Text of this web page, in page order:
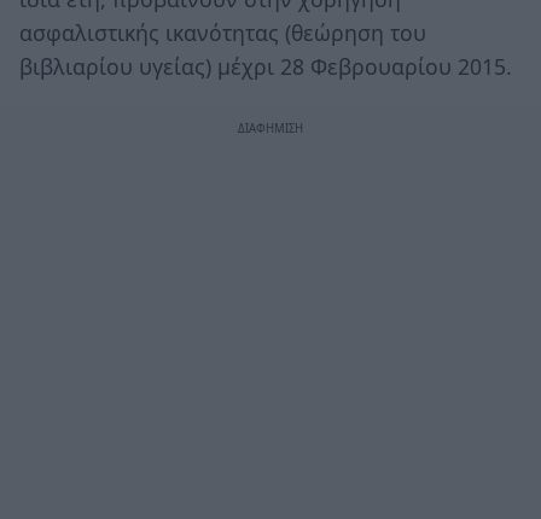
ασφαλιστικής ικανότητας (θεώρηση του
βιβλιαρίου υγείας) μέχρι 28 Φεβρουαρίου 2015.